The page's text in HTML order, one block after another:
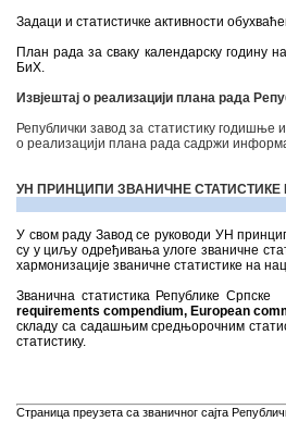
Задаци и статистичке активности
План рада за сваку календарску годину
БиХ.
Извјештај о реализацији плана рада
Републички завод за статистику
о реализацији плана рада садржи
УН ПРИНЦИПИ ЗВАНИЧНЕ СТАТИСТИКЕ
У свом раду Завод се руководи УН
су у циљу одређивања улоге званичне
хармонизације званичне статистике на
Званична статистика Републике
requirements compendium, European
складу са садашњим средњорочним
статистику.
Страница преузета са званичног сајта